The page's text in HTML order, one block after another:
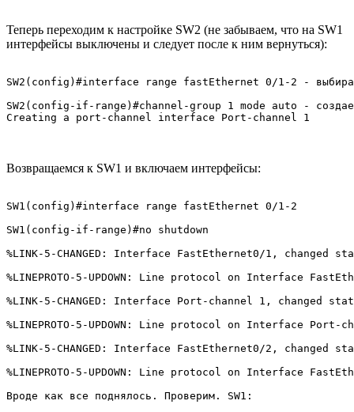
Теперь переходим к настройке SW2 (не забываем, что на SW1
интерфейсы выключены и следует после к ним вернуться):
SW2(config)#interface range fastEthernet 0/1-2 -
SW2(config-if-range)#channel-group 1 mode auto -
Creating a port-channel interface Port-channel 1
Возвращаемся к SW1 и включаем интерфейсы:
SW1(config)#interface range fastEthernet 0/1-2
SW1(config-if-range)#no shutdown
%LINK-5-CHANGED: Interface FastEthernet0/1, changed
%LINEPROTO-5-UPDOWN: Line protocol on Interface
%LINK-5-CHANGED: Interface Port-channel 1, changed
%LINEPROTO-5-UPDOWN: Line protocol on Interface
%LINK-5-CHANGED: Interface FastEthernet0/2, changed
%LINEPROTO-5-UPDOWN: Line protocol on Interface
Вроде как все поднялось. Проверим. SW1: